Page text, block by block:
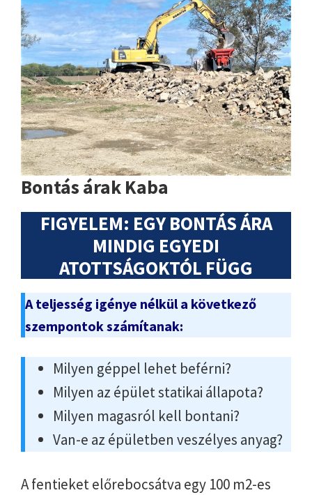
Bontás árak Kaba
FIGYELEM: EGY BONTÁS ÁRA
MINDIG EGYEDI
ATOTTSÁGOKTÓL FÜGG
A teljesség igénye nélkül a következő
szempontok számítanak:
Milyen géppel lehet beférni?
Milyen az épület statikai állapota?
Milyen magasról kell bontani?
Van-e az épületben veszélyes anyag?
A fentieket előrebocsátva egy 100 m2-es